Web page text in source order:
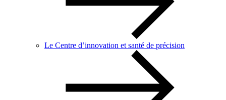
Le Centre d’innovation et santé de précision